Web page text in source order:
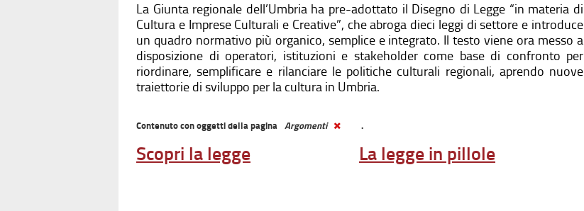
La Giunta regionale dell’Umbria ha pre-adottato il Disegno di Legge “in materia di
Cultura e Imprese Culturali e Creative”, che abroga dieci leggi di settore e introduce
un quadro normativo più organico, semplice e integrato. Il testo viene ora messo a
disposizione di operatori, istituzioni e stakeholder come base di confronto per
riordinare, semplificare e rilanciare le politiche culturali regionali, aprendo nuove
traiettorie di sviluppo per la cultura in Umbria.
Contenuto con oggetti della pagina Argomenti .
Scopri la legge La legge in pillole